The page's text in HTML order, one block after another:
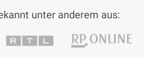
unter anderem aus: